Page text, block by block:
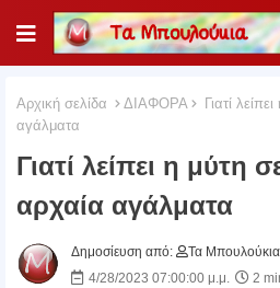
Αρχική σελίδα ΔΙΑΦΟΡΑ
Γιατί
αγάλματα
Γιατί λείπει η μύτη
αρχαία αγάλματα
Δημοσίευση από:
Τα Μπουλούκια
4/28/2023 07:00:00 μ.μ.
2